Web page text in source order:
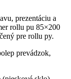
prezentáciu a
rollu pu 85×200
pre rollu py.
prevádzok,